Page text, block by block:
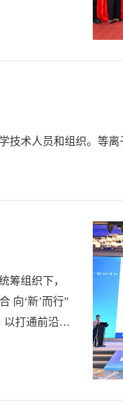
技术人员和组织。等
筹组织下，
向‘新’而行”
以打通前沿基